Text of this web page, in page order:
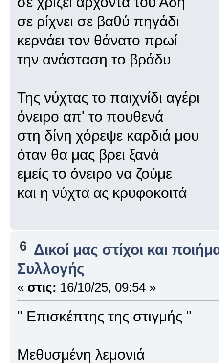
σε ρίχνει σε βαθύ πηγάδι
κερνάει τον θάνατο πρωί
την ανάσταση το βράδυ
Της νύχτας το παιχνίδι αγέρι
όνειρο απ' το πουθενά
στη δίνη χόρεψε καρδιά μου
όταν θα μας βρει ξανά
εμείς το όνειρο να ζούμε
και η νύχτα ας κρυφοκοιτά
6 Δικοί μας στίχοι και
Συλλογής
« στις: 16/10/25, 09:54 »
" Επισκέπτης της στιγμής "
Μεθυσμένη λεμονιά